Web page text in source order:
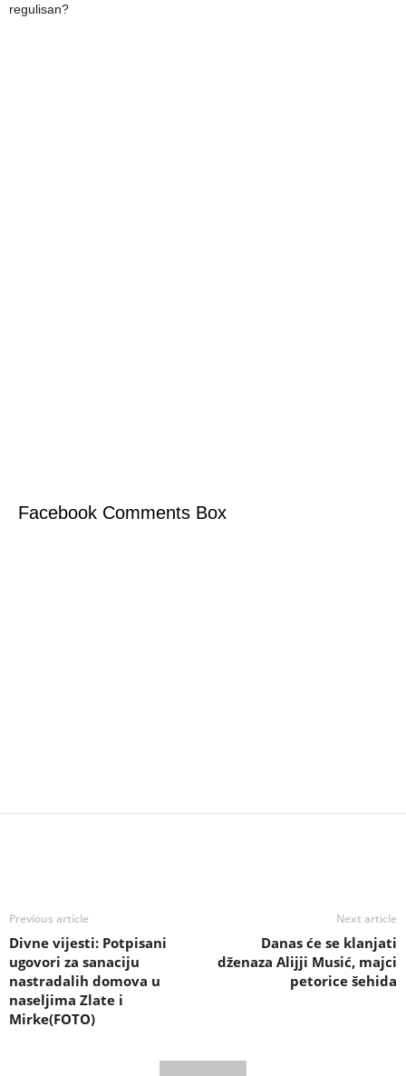
regulisan?
Facebook Comments Box
Previous article
Divne vijesti: Potpisani
ugovori za sanaciju
nastradalih domova u
naseljima Zlate i
Mirke(FOTO)
Next article
Danas će se klanjati
dženaza Alijji Musić, majci
petorice šehida